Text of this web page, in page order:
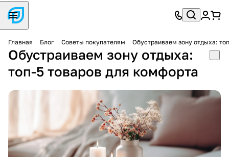
Главная Блог Советы покупателям Обустраиваем зону отдыха:
Обустраиваем зону отдыха:
топ-5 товаров для комфорта